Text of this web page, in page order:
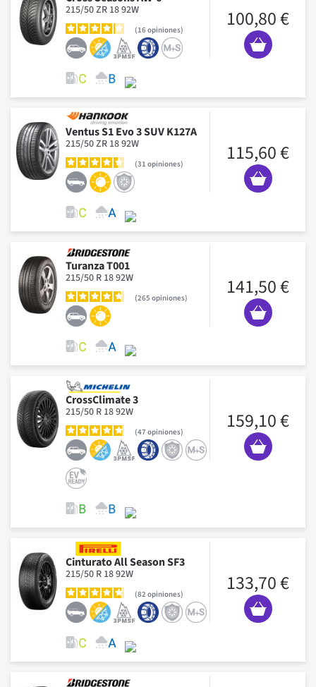
215/50 ZR 18 92W
16opiniones 100,80 €
Ventus S1 Evo 3 SUV K127A
215/50 ZR 18 92W
31 opiniones 115,60 €
Turanza T001
215/50 R 18 92W
265 opiniones 141,50 €
CrossClimate 3
215/50 R 18 92W
47 opiniones 159,10 €
Cinturato All Season SF3
215/50 R 18 92W
82 opiniones 133,70 €